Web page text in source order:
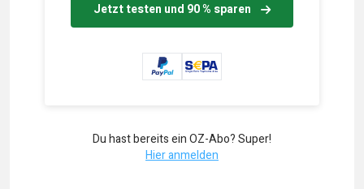
Jetzt testen und 90 % sparen
Du hast bereits ein OZ-Abo? Super!
Hier anmelden